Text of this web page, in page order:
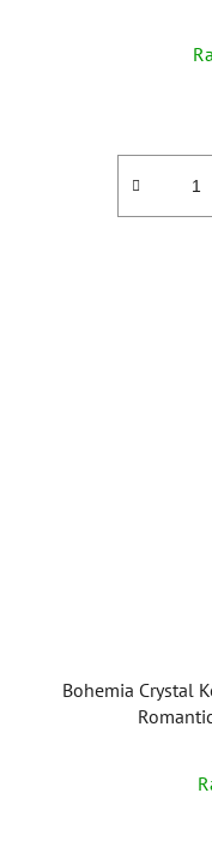
Bohemia Crystal